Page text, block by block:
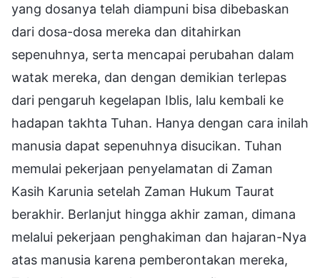
yang dosanya telah diampuni bisa dibebaskan
dari dosa-dosa mereka dan ditahirkan
sepenuhnya, serta mencapai perubahan dalam
watak mereka, dan dengan demikian terlepas
dari pengaruh kegelapan Iblis, lalu kembali ke
hadapan takhta Tuhan. Hanya dengan cara inilah
manusia dapat sepenuhnya disucikan. Tuhan
memulai pekerjaan penyelamatan di Zaman
Kasih Karunia setelah Zaman Hukum Taurat
berakhir. Berlanjut hingga akhir zaman, dimana
melalui pekerjaan penghakiman dan hajaran-Nya
atas manusia karena pemberontakan mereka,